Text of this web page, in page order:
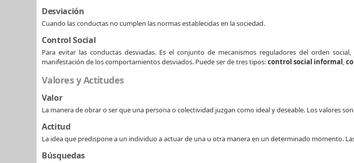
Desviación
Cuando las conductas no cumplen las normas establecidas en la sociedad.
Control Social
Para evitar las conductas desviadas. Es el conjunto de mecanismos reguladores del orden
manifestación de los comportamientos desviados. Puede ser de tres tipos:control social informal,
Valores y Actitudes
Valor
La manera de obrar o ser que una persona o colectividad juzgan como ideal y deseable. Los valores
Actitud
La idea que predispone a un individuo a actuar de una u otra manera en un determinado momento.
Búsquedas